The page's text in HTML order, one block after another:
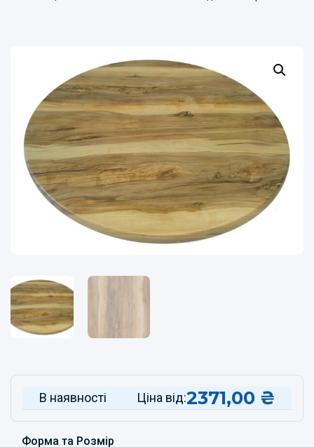
В наявності Ціна від:2371,00 ₴
Форма та Розмір